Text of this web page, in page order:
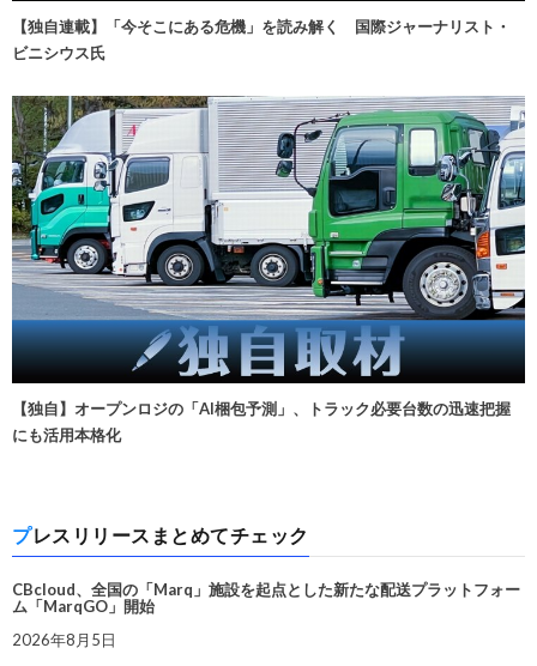
【独自連載】「今そこにある危機」を読み解く 国際ジャーナリスト・
ビニシウス氏
【独自】オープンロジの「AI梱包予測」、トラック必要台数の迅速把握
にも活用本格化
プレスリリースまとめてチェック
CBcloud、全国の「Marq」施設を起点とした新たな配送プラットフォー
ム「MarqGO」開始
2026年8月5日